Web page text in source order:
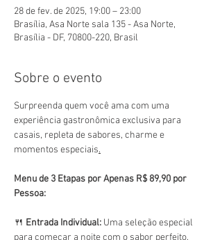
28 de fev. de 2025, 19:00 – 23:00
Brasília, Asa Norte sala 135 - Asa Norte,
Brasília - DF, 70800-220, Brasil
Sobre o evento
Surpreenda quem você ama com uma
experiência gastronômica exclusiva para
casais, repleta de sabores, charme e
momentos especiais.
Menu de 3 Etapas por Apenas R$ 89,90 por
Pessoa:
🍴 Entrada Individual: Uma seleção especial
para começar a noite com o sabor perfeito.